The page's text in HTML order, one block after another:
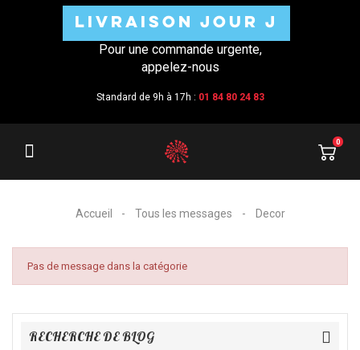
LIVRAISON JOUR J
Pour une commande urgente,
appelez-nous
Standard de 9h à 17h : 01 84 80 24 83
0
Accueil Tous les messages Decor
Pas de message dans la catégorie
RECHERCHE DE BLOG